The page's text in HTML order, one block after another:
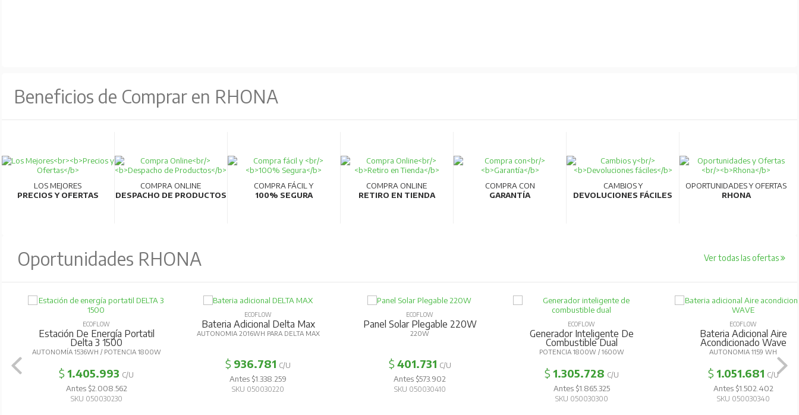
Beneficios de Comprar en RHONA
LOS MEJORES
PRECIOS Y OFERTAS
COMPRA ONLINE
DESPACHO DE PRODUCTOS
COMPRA FÁCIL Y
100% SEGURA
COMPRA ONLINE
RETIRO EN TIENDA
COMPRA CON
GARANTÍA
CAMBIOS Y
DEVOLUCIONES FÁCILES
OPORTUNIDADES Y OFERTAS
RHONA
Oportunidades RHONA Ver todas las ofertas
ECOFLOW
Estación De Energía Portatil
Delta 3 1500
AUTONOMÍA 1536WH / POTENCIA 1800W
$ 1.405.993 C/U
Antes $2.008.562
SKU 050030230
ECOFLOW
Bateria Adicional Delta Max
AUTONOMIA 2016WH PARA DELTA MAX
$ 936.781 C/U
Antes $1.338.259
SKU 050030220
ECOFLOW
Panel Solar Plegable 220W
220W
$ 401.731 C/U
Antes $573.902
SKU 050030410
ECOFLOW
Generador Inteligente De
Combustible Dual
POTENCIA 1800W / 1600W
$ 1.305.728 C/U
Antes $1.865.325
SKU 050030300
ECOFLOW
Bateria Adicional Aire
Acondicionado Wave
AUTONOMIA 1159 WH
$ 1.051.681 C/U
Antes $1.502.402
SKU 050030340